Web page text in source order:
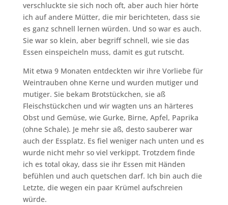
verschluckte sie sich noch oft, aber auch hier hörte
ich auf andere Mütter, die mir berichteten, dass sie
es ganz schnell lernen würden. Und so war es auch.
Sie war so klein, aber begriff schnell, wie sie das
Essen einspeicheln muss, damit es gut rutscht.
Mit etwa 9 Monaten entdeckten wir ihre Vorliebe für
Weintrauben ohne Kerne und wurden mutiger und
mutiger. Sie bekam Brotstückchen, sie aß
Fleischstückchen und wir wagten uns an härteres
Obst und Gemüse, wie Gurke, Birne, Apfel, Paprika
(ohne Schale). Je mehr sie aß, desto sauberer war
auch der Essplatz. Es fiel weniger nach unten und es
wurde nicht mehr so viel verkippt. Trotzdem finde
ich es total okay, dass sie ihr Essen mit Händen
befühlen und auch quetschen darf. Ich bin auch die
Letzte, die wegen ein paar Krümel aufschreien
würde.